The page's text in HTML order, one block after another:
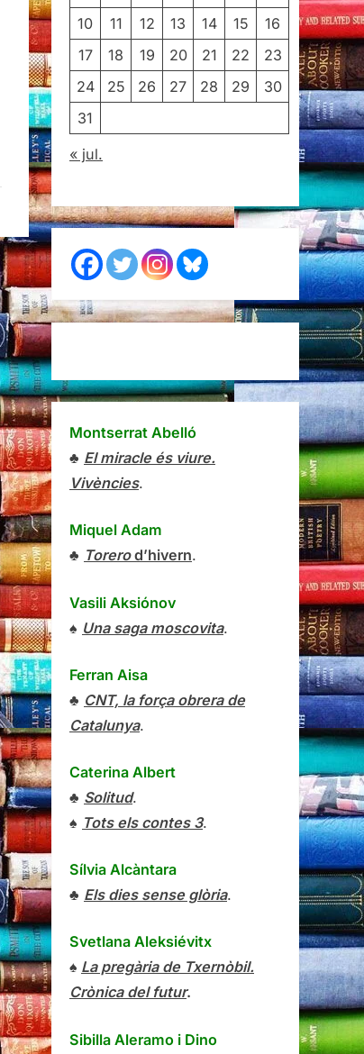
10
11 12 13 14 15
16
17
18 19 20 21 22
23
24
25 26 27 28 29
30
31
« jul.
Montserrat Abelló
♣ El miracle és viure.
Vivències.
Miquel Adam
♣ Torerod’hivern.
Vasili Aksiónov
♠ Una saga moscovita.
Ferran Aisa
♣ CNT, la força obrera de
Catalunya.
Caterina Albert
♣ Solitud.
♠ Tots els contes 3.
Sílvia Alcàntara
♣ Els dies sense glòria.
Svetlana Aleksiévitx
♠ La pregària de Txernòbil.
Crònica del futur.
Sibilla Aleramo i Dino